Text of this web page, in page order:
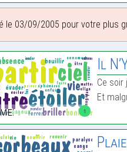
03/09/2005 pour votre plus
1
Il
Ce soir
Et